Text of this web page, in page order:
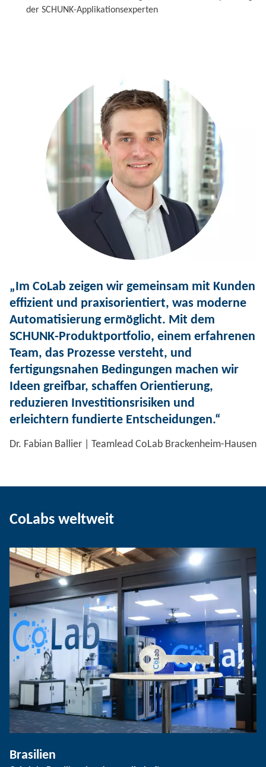
der SCHUNK-Applikationsexperten
„Im CoLab zeigen wir gemeinsam mit Kunden
effizient und praxisorientiert,​ was moderne
Automatisierung ermöglicht. Mit dem
SCHUNK-Produktportfolio, einem erfahrenen
Team, das Prozesse versteht, und
fertigungsnahen Bedingungen machen wir
Ideen greifbar, schaffen Orientierung,
reduzieren Investitionsrisiken und
erleichtern fundierte Entscheidungen.“
Dr. Fabian Ballier | Teamlead CoLab Brackenheim-Hausen
CoLabs weltweit
Brasilien